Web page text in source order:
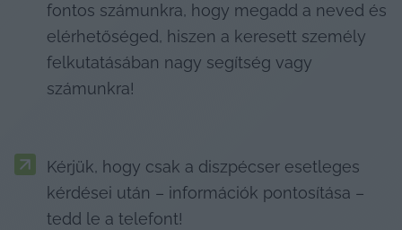
fontos számunkra, hogy megadd a neved és
elérhetőséged, hiszen a keresett személy
felkutatásában nagy segítség vagy
számunkra!
Kérjük, hogy csak a diszpécser esetleges
kérdései után – információk pontosítása –
tedd le a telefont!